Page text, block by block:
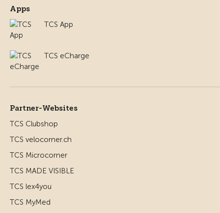
Apps
TCS App
TCS eCharge
Partner-Websites
TCS Clubshop
TCS velocorner.ch
TCS Microcorner
TCS MADE VISIBLE
TCS lex4you
TCS MyMed